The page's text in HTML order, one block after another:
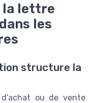
la lettre
les
structure la
ou de vente